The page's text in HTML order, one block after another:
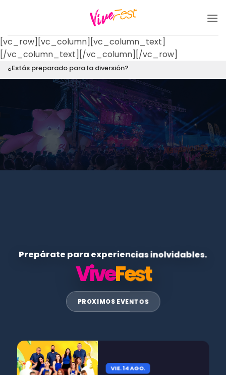
[vc_row][vc_column][vc_column_text]
[/vc_column_text][/vc_column][/vc_row]
¿Estás preparado para la diversión?
Prepárate para experiencias inolvidables.
ViveFest
PROXIMOS EVENTOS
VIE. 14 AGO.